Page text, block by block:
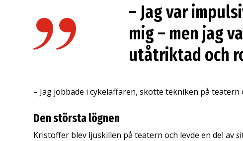
– Jag var
mig – men jag
utåtriktad och
– Jag jobbade i cykelaffären, skötte tekniken på
Den största lögnen
Kristoffer blev ljuskillen på teatern och levde en del avs